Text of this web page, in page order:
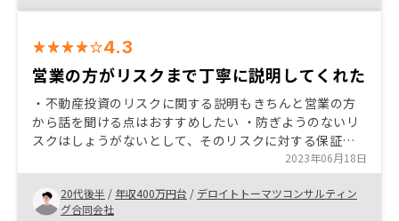
4.3
営業の方がリスクまで丁寧に説明してくれた
・不動産投資のリスクに関する説明もきちんと営業の方
から話を聞ける点はおすすめしたい ・防ぎようのないリ
スクはしょうがないとして、そのリスクに対する保証プ
ランなどが充実している ・低金利で融資を受けれた
2023年06月18日
20代後半 / 年収400万円台 / デロイトトーマツコンサルティン
グ合同会社